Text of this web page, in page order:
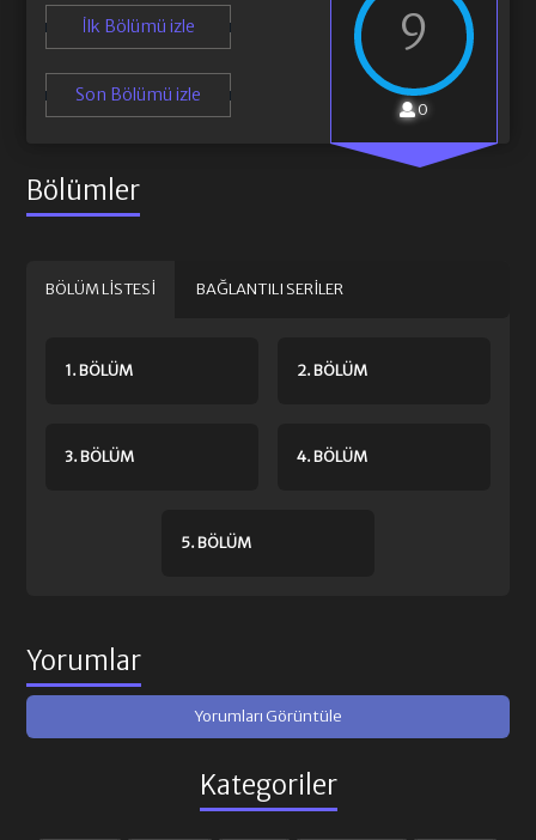
9
0
İlk Bölümü izle
Son Bölümü izle
Bölümler
BÖLÜM LISTESI BAĞLANTILI SERILER
1. BÖLÜM 2. BÖLÜM
3. BÖLÜM 4. BÖLÜM
5. BÖLÜM
Yorumlar
Yorumları Görüntüle
Kategoriler